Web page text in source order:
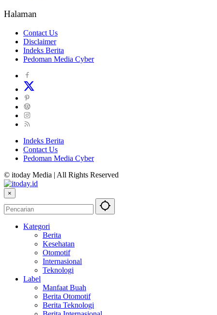
Halaman
Contact Us
Disclaimer
Indeks Berita
Pedoman Media Cyber
Indeks Berita
Contact Us
Pedoman Media Cyber
© itoday Media | All Rights Reserved
×
Kategori
Berita
Kesehatan
Otomotif
Internasional
Teknologi
Label
Manfaat Buah
Berita Otomotif
Berita Teknologi